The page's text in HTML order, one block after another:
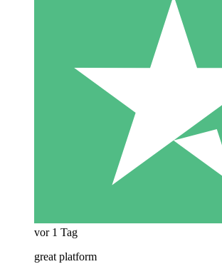
vor 1 Tag
great platform